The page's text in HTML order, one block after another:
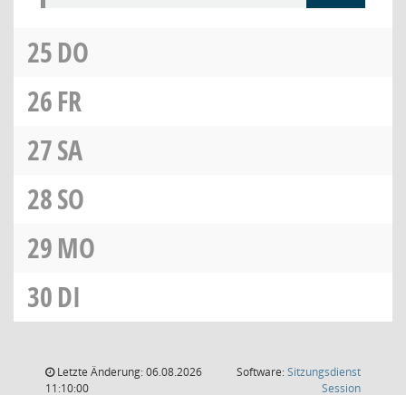
25DO
26FR
27SA
28SO
29MO
30DI
Letzte Änderung: 06.08.2026
11:10:00
Software:Sitzungsdienst
Session(Wird in